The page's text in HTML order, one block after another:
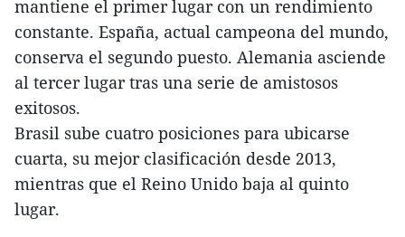
mantiene el primer lugar con un rendimiento
constante. España, actual campeona del mundo,
conserva el segundo puesto. Alemania asciende
al tercer lugar tras una serie de amistosos
exitosos.
Brasil sube cuatro posiciones para ubicarse
cuarta, su mejor clasificación desde 2013,
mientras que el Reino Unido baja al quinto
lugar.